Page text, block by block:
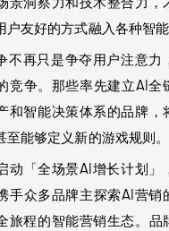
户友好的方式融入各种智能
不再只是争夺用户注意力
竞争。那些率先建立AI全
和智能决策体系的品牌，
能够定义新的游戏规则。
动「全场景AI增长计划」
手众多品牌主探索AI营销
旅程的智能营销生态。品